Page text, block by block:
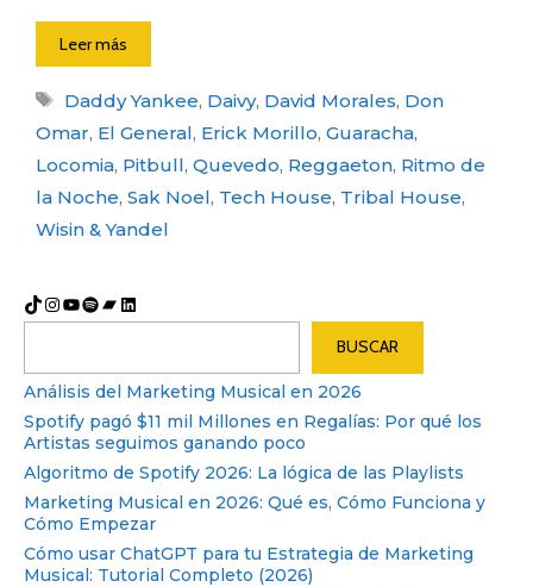
Leer más
Etiquetas
Daddy Yankee, Daivy, David Morales, Don
Omar, El General, Erick Morillo, Guaracha,
Locomia, Pitbull, Quevedo, Reggaeton, Ritmo de
la Noche, Sak Noel, Tech House, Tribal House,
Wisin & Yandel
TikTok
Instagram
YouTube
Spotify
Bandcamp
LinkedIn
BUSCAR
Análisis del Marketing Musical en 2026
Spotify pagó $11 mil Millones en Regalías: Por qué los
Artistas seguimos ganando poco
Algoritmo de Spotify 2026: La lógica de las Playlists
Marketing Musical en 2026: Qué es, Cómo Funciona y
Cómo Empezar
Cómo usar ChatGPT para tu Estrategia de Marketing
Musical: Tutorial Completo (2026)